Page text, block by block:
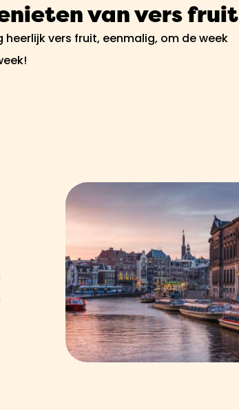
van vers fruit
heerlijk vers fruit, eenmalig, om de week